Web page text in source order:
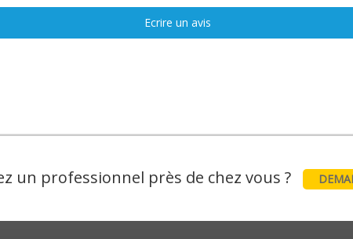
Ecrire un avis
un professionnel près de chez vous ?